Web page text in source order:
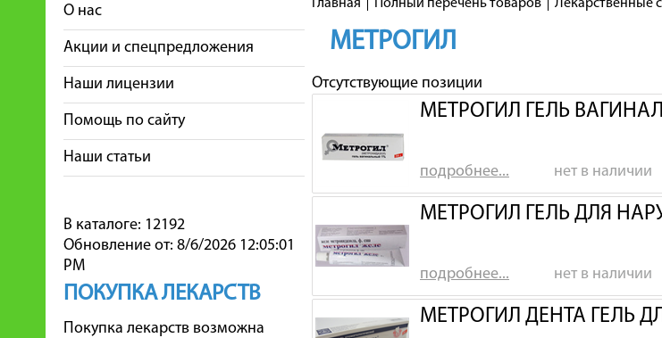
О нас
Акции и спецпредложения
Наши лицензии
Помощь по сайту
Наши статьи
В каталоге: 12192
Обновление от: 8/6/2026 12:05:01
PM
ПОКУПКА ЛЕКАРСТВ
Покупка лекарств возможна
Главная Полный перечень товаров Лекарственные
МЕТРОГИЛ
Отсутствующие позиции
МЕТРОГИЛ ГЕЛЬ
подробнее... нет в наличии
МЕТРОГИЛ ГЕЛЬ ДЛЯ
подробнее... нет в наличии
МЕТРОГИЛ ДЕНТА ГЕЛЬ